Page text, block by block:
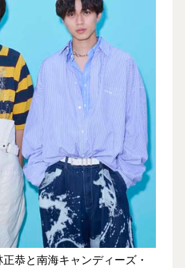
恭と南海キャンディーズ・